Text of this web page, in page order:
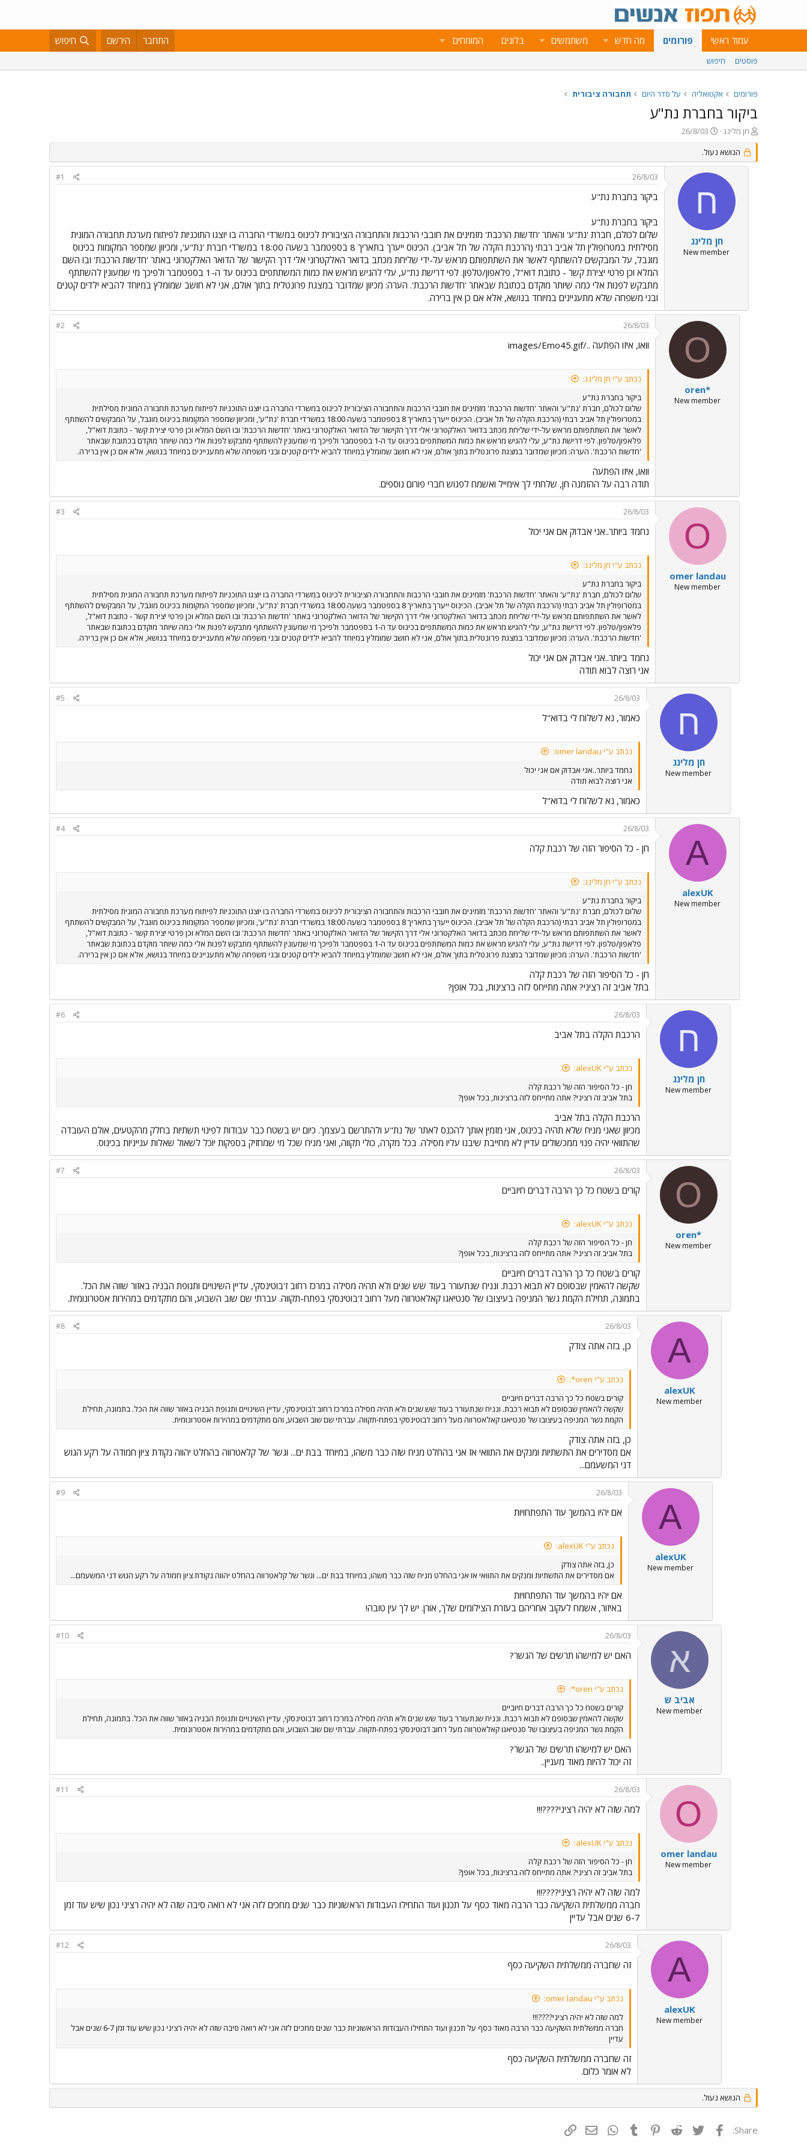
עמוד ראשי פורומים מה חדש משתמשים בלוגים המומחים התחבר הירשם חיפוש
פוסטים חיפוש
פורומים אקטואליה על סדר היום תחבורה ציבורית
ביקור בחברת נת"ע
פ
ו
ת
ח
חן מלינג
פ
ו
ר
ס
ם
ת
י
ך
26/8/03
הנושא נעול.
ח
חן מלינג
New member
26/8/03
#1
ביקור בחברת נת"ע
ביקור בחברת נת"ע
שלום לכולם, חברת 'נת"ע' והאתר 'חדשות הרכבת' מזמינים את חובבי הרכבות והתחבורה הציבורית לכינוס במשרדי החברה בו יוצגו התוכניות לפיתוח מערכת תחבורה המונית
מסילתית במטרופולין תל אביב רבתי (הרכבת הקלה של תל אביב). הכינוס ייערך בתאריך 8 בספטמבר בשעה 18:00 במשרדי חברת 'נת"ע', ומכיוון שמספר המקומות בכינוס
מוגבל, על המבקשים להשתתף לאשר את השתתפותם מראש על-ידי שליחת מכתב בדואר האלקטרוני אלי דרך הקישור של הדואר האלקטרוני באתר 'חדשות הרכבת' ובו השם
המלא וכן פרטי יצירת קשר - כתובת דוא"ל, פלאפון/טלפון. לפי דרישת נת"ע, עלי להגיש מראש את כמות המשתתפים בכינוס עד ה-1 בספטמבר ולפיכך מי שמעונין להשתתף
מתבקש לפנות אלי כמה שיותר מוקדם בכתובת שבאתר 'חדשות הרכבת'. הערה: מכיוון שמדובר במצגת פרונטלית בתוך אולם, אני לא חושב שמומלץ במיוחד להביא ילדים קטנים
ובני משפחה שלא מתעניינים במיוחד בנושא, אלא אם כן אין ברירה.
O
oren*
New member
26/8/03
#2
וואו, איזו הפתעה ../images/Emo45.gif
נכתב ע"י חן מלינג:
ביקור בחברת נת"ע
שלום לכולם, חברת 'נת"ע' והאתר 'חדשות הרכבת' מזמינים את חובבי הרכבות והתחבורה הציבורית לכינוס במשרדי החברה בו יוצגו התוכניות לפיתוח מערכת תחבורה המונית מסילתית
במטרופולין תל אביב רבתי (הרכבת הקלה של תל אביב). הכינוס ייערך בתאריך 8 בספטמבר בשעה 18:00 במשרדי חברת 'נת"ע', ומכיוון שמספר המקומות בכינוס מוגבל, על המבקשים להשתתף
לאשר את השתתפותם מראש על-ידי שליחת מכתב בדואר האלקטרוני אלי דרך הקישור של הדואר האלקטרוני באתר 'חדשות הרכבת' ובו השם המלא וכן פרטי יצירת קשר - כתובת דוא"ל,
פלאפון/טלפון. לפי דרישת נת"ע, עלי להגיש מראש את כמות המשתתפים בכינוס עד ה-1 בספטמבר ולפיכך מי שמעונין להשתתף מתבקש לפנות אלי כמה שיותר מוקדם בכתובת שבאתר
'חדשות הרכבת'. הערה: מכיוון שמדובר במצגת פרונטלית בתוך אולם, אני לא חושב שמומלץ במיוחד להביא ילדים קטנים ובני משפחה שלא מתעניינים במיוחד בנושא, אלא אם כן אין ברירה.
וואו, איזו הפתעה
תודה רבה על ההזמנה חן, שלחתי לך אימייל ואשמח לפגוש חברי פורום נוספים.
O
omer landau
New member
26/8/03
#3
נחמד ביותר..אני אבדוק אם אני יכול
נכתב ע"י חן מלינג:
ביקור בחברת נת"ע
שלום לכולם, חברת 'נת"ע' והאתר 'חדשות הרכבת' מזמינים את חובבי הרכבות והתחבורה הציבורית לכינוס במשרדי החברה בו יוצגו התוכניות לפיתוח מערכת תחבורה המונית מסילתית
במטרופולין תל אביב רבתי (הרכבת הקלה של תל אביב). הכינוס ייערך בתאריך 8 בספטמבר בשעה 18:00 במשרדי חברת 'נת"ע', ומכיוון שמספר המקומות בכינוס מוגבל, על המבקשים להשתתף
לאשר את השתתפותם מראש על-ידי שליחת מכתב בדואר האלקטרוני אלי דרך הקישור של הדואר האלקטרוני באתר 'חדשות הרכבת' ובו השם המלא וכן פרטי יצירת קשר - כתובת דוא"ל,
פלאפון/טלפון. לפי דרישת נת"ע, עלי להגיש מראש את כמות המשתתפים בכינוס עד ה-1 בספטמבר ולפיכך מי שמעונין להשתתף מתבקש לפנות אלי כמה שיותר מוקדם בכתובת שבאתר
'חדשות הרכבת'. הערה: מכיוון שמדובר במצגת פרונטלית בתוך אולם, אני לא חושב שמומלץ במיוחד להביא ילדים קטנים ובני משפחה שלא מתעניינים במיוחד בנושא, אלא אם כן אין ברירה.
נחמד ביותר..אני אבדוק אם אני יכול
אני רוצה לבוא תודה
ח
חן מלינג
New member
26/8/03
#5
כאמור, נא לשלוח לי בדוא"ל
נכתב ע"י omer landau:
נחמד ביותר..אני אבדוק אם אני יכול
אני רוצה לבוא תודה
כאמור, נא לשלוח לי בדוא"ל
A
alexUK
New member
26/8/03
#4
חן - כל הסיפור הזה של רכבת קלה
נכתב ע"י חן מלינג:
ביקור בחברת נת"ע
שלום לכולם, חברת 'נת"ע' והאתר 'חדשות הרכבת' מזמינים את חובבי הרכבות והתחבורה הציבורית לכינוס במשרדי החברה בו יוצגו התוכניות לפיתוח מערכת תחבורה המונית מסילתית
במטרופולין תל אביב רבתי (הרכבת הקלה של תל אביב). הכינוס ייערך בתאריך 8 בספטמבר בשעה 18:00 במשרדי חברת 'נת"ע', ומכיוון שמספר המקומות בכינוס מוגבל, על המבקשים להשתתף
לאשר את השתתפותם מראש על-ידי שליחת מכתב בדואר האלקטרוני אלי דרך הקישור של הדואר האלקטרוני באתר 'חדשות הרכבת' ובו השם המלא וכן פרטי יצירת קשר - כתובת דוא"ל,
פלאפון/טלפון. לפי דרישת נת"ע, עלי להגיש מראש את כמות המשתתפים בכינוס עד ה-1 בספטמבר ולפיכך מי שמעונין להשתתף מתבקש לפנות אלי כמה שיותר מוקדם בכתובת שבאתר
'חדשות הרכבת'. הערה: מכיוון שמדובר במצגת פרונטלית בתוך אולם, אני לא חושב שמומלץ במיוחד להביא ילדים קטנים ובני משפחה שלא מתעניינים במיוחד בנושא, אלא אם כן אין ברירה.
חן - כל הסיפור הזה של רכבת קלה
בתל אביב זה רציני? אתה מתייחס לזה ברצינות, בכל אופן?
ח
חן מלינג
New member
26/8/03
#6
הרכבת הקלה בתל אביב
נכתב ע"י alexUK:
חן - כל הסיפור הזה של רכבת קלה
בתל אביב זה רציני? אתה מתייחס לזה ברצינות, בכל אופן?
הרכבת הקלה בתל אביב
מכיוון שאני מניח שלא תהיה בכינוס, אני מזמין אותך להכנס לאתר של נת"ע ולהתרשם בעצמך. כיום יש בשטח כבר עבודות לפינוי תשתיות בחלק מהקטעים, אולם העובדה
שהתוואי יהיה פנוי ממכשולים עדיין לא מחייבת שיבנו עליו מסילה. בכל מקרה, כולי תקווה, ואני מניח שכל מי שמחזיק בספקות יוכל לשאול שאלות ענייניות בכינוס.
O
oren*
New member
26/8/03
#7
קורים בשטח כל כך הרבה דברים חיוביים
נכתב ע"י alexUK:
חן - כל הסיפור הזה של רכבת קלה
בתל אביב זה רציני? אתה מתייחס לזה ברצינות, בכל אופן?
קורים בשטח כל כך הרבה דברים חיוביים
שקשה להאמין שבסופם לא תבוא רכבת. ונניח שנתעורר בעוד שש שנים ולא תהיה מסילה במרכז רחוב ז'בוטינסקי, עדיין השינויים ותנופת הבניה באזור שווה את הכל.
בתמונה, תחילת הקמת גשר המניפה בעיצובו של סנטיאגו קאלאטרווה מעל רחוב ז'בוטינסקי בפתח-תקווה. עברתי שם שוב השבוע, והם מתקדמים במהירות אסטרונומית.
A
alexUK
New member
26/8/03
#8
כן, בזה אתה צודק
נכתב ע"י oren*:
קורים בשטח כל כך הרבה דברים חיוביים
שקשה להאמין שבסופם לא תבוא רכבת. ונניח שנתעורר בעוד שש שנים ולא תהיה מסילה במרכז רחוב ז'בוטינסקי, עדיין השינויים ותנופת הבניה באזור שווה את הכל. בתמונה, תחילת
הקמת גשר המניפה בעיצובו של סנטיאגו קאלאטרווה מעל רחוב ז'בוטינסקי בפתח-תקווה. עברתי שם שוב השבוע, והם מתקדמים במהירות אסטרונומית.
כן, בזה אתה צודק
אם מסדירים את התשתיות ומנקים את התוואי אז אני בהחלט מניח שזה כבר משהו, במיוחד בבת ים... וגשר של קלאטרווה בהחלט יהווה נקודת ציון חמודה על רקע הגוש
דני המשעמם...
A
alexUK
New member
26/8/03
#9
אם יהיו בהמשך עוד התפתחויות
נכתב ע"י alexUK:
כן, בזה אתה צודק
אם מסדירים את התשתיות ומנקים את התוואי אז אני בהחלט מניח שזה כבר משהו, במיוחד בבת ים... וגשר של קלאטרווה בהחלט יהווה נקודת ציון חמודה על רקע הגוש דני המשעמם...
אם יהיו בהמשך עוד התפתחויות
באיזור, אשמח לעקוב אחריהם בעזרת הצילומים שלך, אורן. יש לך עין טובה!
א
אביב ש
New member
26/8/03
#10
האם יש למישהו תרשים של הגשר?
נכתב ע"י oren*:
קורים בשטח כל כך הרבה דברים חיוביים
שקשה להאמין שבסופם לא תבוא רכבת. ונניח שנתעורר בעוד שש שנים ולא תהיה מסילה במרכז רחוב ז'בוטינסקי, עדיין השינויים ותנופת הבניה באזור שווה את הכל. בתמונה, תחילת
הקמת גשר המניפה בעיצובו של סנטיאגו קאלאטרווה מעל רחוב ז'בוטינסקי בפתח-תקווה. עברתי שם שוב השבוע, והם מתקדמים במהירות אסטרונומית.
האם יש למישהו תרשים של הגשר?
זה יכול להיות מאוד מעניין..
O
omer landau
New member
26/8/03
#11
למה שזה לא יהיה רציני????!!!
נכתב ע"י alexUK:
חן - כל הסיפור הזה של רכבת קלה
בתל אביב זה רציני? אתה מתייחס לזה ברצינות, בכל אופן?
למה שזה לא יהיה רציני????!!!
חברה ממשלתית השקיעה כבר הרבה מאוד כסף על תכנון ועוד התחילו העבודות הראשוניות כבר שנים מחכים לזה אני לא רואה סיבה שזה לא יהיה רציני נכון שיש עוד זמן
6-7 שנים אבל עדיין
A
alexUK
New member
26/8/03
#12
זה שחברה ממשלתית השקיעה כסף
נכתב ע"י omer landau:
למה שזה לא יהיה רציני????!!!
חברה ממשלתית השקיעה כבר הרבה מאוד כסף על תכנון ועוד התחילו העבודות הראשוניות כבר שנים מחכים לזה אני לא רואה סיבה שזה לא יהיה רציני נכון שיש עוד זמן 6-7 שנים אבל
עדיין
זה שחברה ממשלתית השקיעה כסף
לא אומר כלום.
הנושא נעול.
Share: פייסבוק Twitter
Reddit
Pinterest
Tumblr
WhatsAppדואר אלקטרוני